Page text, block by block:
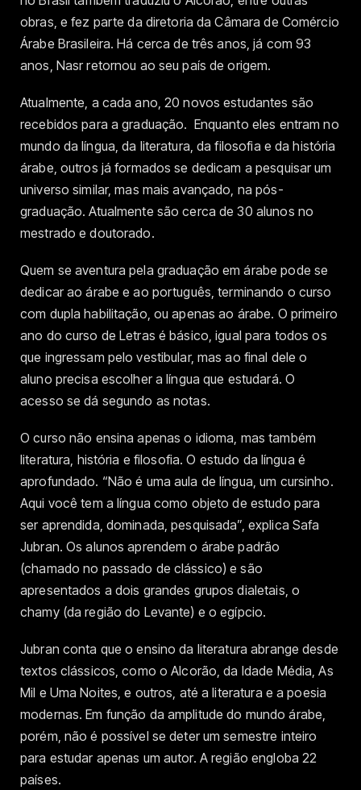
obras, e fez parte da diretoria da Câmara de Comércio
Árabe Brasileira. Há cerca de três anos, já com 93
anos, Nasr retornou ao seu país de origem.
Atualmente, a cada ano, 20 novos estudantes são
recebidos para a graduação. Enquanto eles entram no
mundo da língua, da literatura, da filosofia e da história
árabe, outros já formados se dedicam a pesquisar um
universo similar, mas mais avançado, na pós-
graduação. Atualmente são cerca de 30 alunos no
mestrado e doutorado.
Quem se aventura pela graduação em árabe pode se
dedicar ao árabe e ao português, terminando o curso
com dupla habilitação, ou apenas ao árabe. O primeiro
ano do curso de Letras é básico, igual para todos os
que ingressam pelo vestibular, mas ao final dele o
aluno precisa escolher a língua que estudará. O
acesso se dá segundo as notas.
O curso não ensina apenas o idioma, mas também
literatura, história e filosofia. O estudo da língua é
aprofundado. “Não é uma aula de língua, um cursinho.
Aqui você tem a língua como objeto de estudo para
ser aprendida, dominada, pesquisada”, explica Safa
Jubran. Os alunos aprendem o árabe padrão
(chamado no passado de clássico) e são
apresentados a dois grandes grupos dialetais, o
chamy (da região do Levante) e o egípcio.
Jubran conta que o ensino da literatura abrange desde
textos clássicos, como o Alcorão, da Idade Média, As
Mil e Uma Noites, e outros, até a literatura e a poesia
modernas. Em função da amplitude do mundo árabe,
porém, não é possível se deter um semestre inteiro
para estudar apenas um autor. A região engloba 22
países.